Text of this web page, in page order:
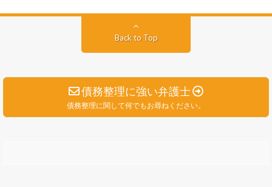
Back to Top
債務整理に強い弁護士
債務整理に関して何でもお尋ねください。